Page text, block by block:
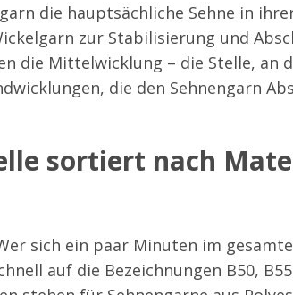
die hauptsächliche Sehne in
zur Stabilisierung und
die Mittelwicklung – die Stelle, an
die den Sehnengarn
sortiert nach
sich ein paar Minuten im
auf die Bezeichnungen B50,